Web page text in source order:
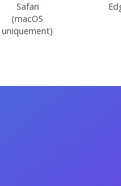
Safari
(macOS
uniquement)